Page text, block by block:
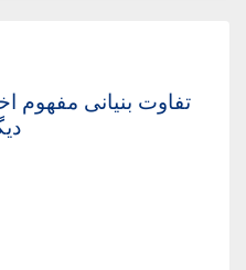
تفاوت بنیانی مفهوم